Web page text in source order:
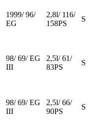
1999/ 96/
EG
2,8l/ 116/
158PS
S
98/ 69/ EG
III
2,5l/ 61/
83PS
S
98/ 69/ EG
III
2,5l/ 66/
90PS
S